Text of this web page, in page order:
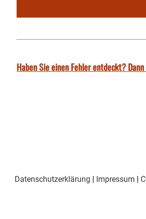
Haben Sie einen Fehler entdeckt?
Datenschutzerklärung | Impressum |